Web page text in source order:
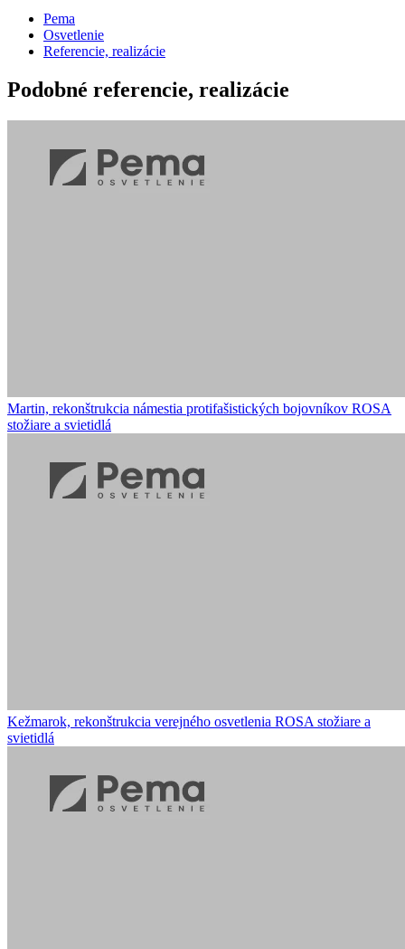
Pema
Osvetlenie
Referencie, realizácie
Podobné referencie, realizácie
Martin, rekonštrukcia námestia protifašistických bojovníkov ROSA
stožiare a svietidlá
Kežmarok, rekonštrukcia verejného osvetlenia ROSA stožiare a
svietidlá